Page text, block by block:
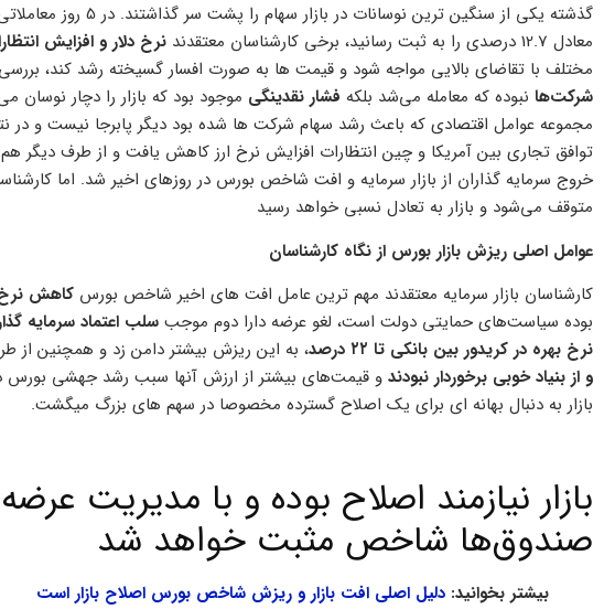
معادل 12.7 درصدی را به ثبت رسانید، برخی کارشناسان معتقدند
نرخ دلار و افزایش
مختلف با تقاضای بالایی مواجه شود و قیمت ها به صورت افسار گسیخته رشد کند،
شرکت‌ها نبوده که معامله می‌شد بلکه فشار نقدینگی موجود بود که بازار را دچار نوسان
مجموعه عوامل اقتصادی که باعث رشد سهام شرکت ها شده بود دیگر پابرجا نیست و در
توافق تجاری بین آمریکا و چین انتظارات افزایش نرخ ارز کاهش یافت و از طرف دیگر
خروج سرمایه گذاران از بازار سرمایه و افت شاخص بورس در روزهای اخیر شد. اما
متوقف می‌شود و بازار به تعادل نسبی خواهد رسید
عوامل اصلی ریزش بازار بورس از نگاه کارشناسان
کارشناسان بازار سرمایه معتقدند مهم ترین عامل افت های اخیر شاخص بورس کاهش نرخ
بوده سیاست‌های حمایتی دولت است، لغو عرضه دارا دوم موجب سلب اعتماد سرمایه
نرخ بهره در کریدور بین بانکی تا ۲۲ درصد
، به این ریزش بیشتر دامن زد و همچنین از
و از بنیاد خوبی برخوردار نبودند و قیمت‌های بیشتر از ارزش آنها سبب رشد جهشی بورس
بازار به دنبال بهانه ای برای یک اصلاح گسترده مخصوصا در سهم های بزرگ میگشت.
بازار نیازمند اصلاح بوده و با مدیریت
صندوق‌ها شاخص مثبت خواهد شد
بیشتر بخوانید: دلیل اصلی افت بازار و ریزش شاخص بورس اصلاح بازار است